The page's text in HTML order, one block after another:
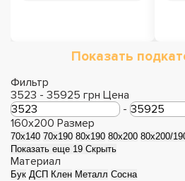
Кровати с
механизмом
Показать
Фильтр
3523 - 35925 грн Цена
-
160x200 Размер
70x140 70x190 80x190 80x200 80x200/
Показать еще 19 Скрыть
Материал
Бук ДСП Клен Металл Сосна